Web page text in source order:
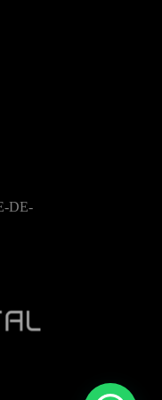
DE-